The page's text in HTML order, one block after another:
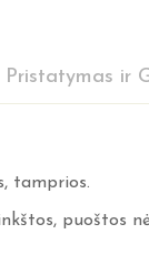
Pristatymas ir
tamprios.
puoštos